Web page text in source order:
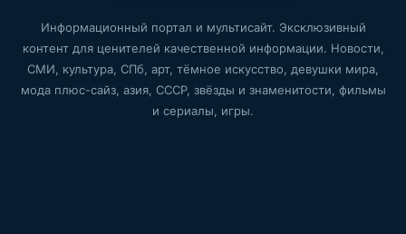
Информационный портал и мультисайт. Эксклюзивный
контент для ценителей качественной информации. Новости,
СМИ, культура, СПб, арт, тёмное искусство, девушки мира,
мода плюс-сайз, азия, СССР, звёзды и знаменитости, фильмы
и сериалы, игры.